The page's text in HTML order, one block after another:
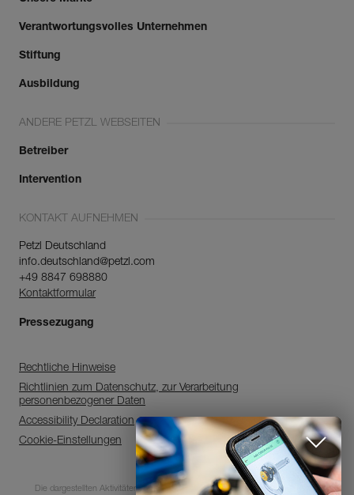
Entdecken Sie
ePPEcentre
Verantwortungsvolles Unternehmen
Stiftung
Ausbildung
ANDERE PETZL WEBSEITEN
Betreiber
Intervention
KONTAKT AUFNEHMEN
Petzl Deutschland
info.deutschland@petzl.com
+49 8847 698880
Kontaktformular
Pressezugang
Rechtliche Hinweise
Richtlinien zum Datenschutz, zur Verarbeitung
personenbezogener Daten
Accessibility Declaration
Cookie-Einstellungen
Die dargestellten Aktivitäten sind mit Risiken und Gefahren verbunden. Jeder